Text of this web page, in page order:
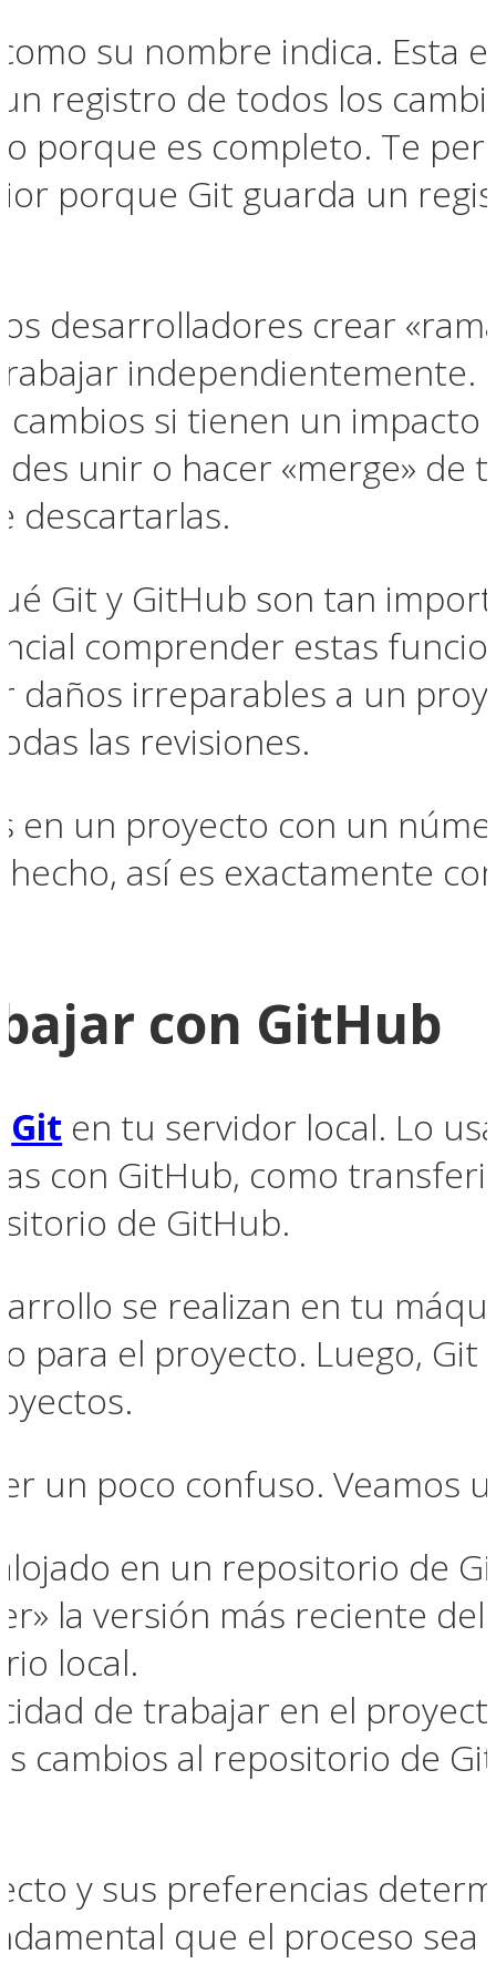
su nombre indica. Esta
registro de todos los
porque es completo. Te
porque Git guarda un
desarrolladores crear
independientemente.
si tienen un
unir o hacer «merge» de
descartarlas.
Git y GitHub son tan
comprender estas
daños irreparables a un
las revisiones.
en un proyecto con un
así es exactamente
con GitHub
Git en tu servidor local. Lo
con GitHub, como
de GitHub.
se realizan en tu
para el proyecto. Luego, Git
un poco confuso. Veamos
en un repositorio de
la versión más reciente
local.
de trabajar en el
cambios al repositorio de
y sus preferencias
que el proceso sea